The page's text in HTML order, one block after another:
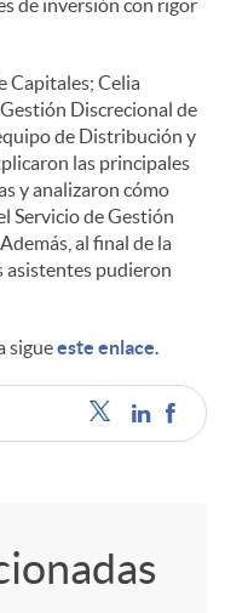
de inversión con rigor
Capitales; Celia
Discrecional de
de Distribución y
las principales
y analizaron cómo
Servicio de Gestión
al final de la
asistentes pudieron
sigueeste enlace.